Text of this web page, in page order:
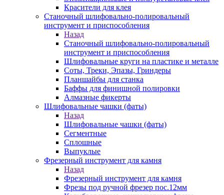
Красители для клея
Станочный шлифовально-полировальный
инструмент и приспособления
Назад
Станочный шлифовально-полировальный
инструмент и приспособления
Шлифовальные круги на пластике и металле
Соты, Треки, Эпазы, Гриндеры
Планшайбы для станка
Баффы для финишной полировки
Алмазные фикерты
Шлифовальные чашки (фаты)
Назад
Шлифовальные чашки (фаты)
Сегментные
Сплошные
Выпуклые
Фрезерный инструмент для камня
Назад
Фрезерный инструмент для камня
Фрезы под ручной фрезер пос.12мм